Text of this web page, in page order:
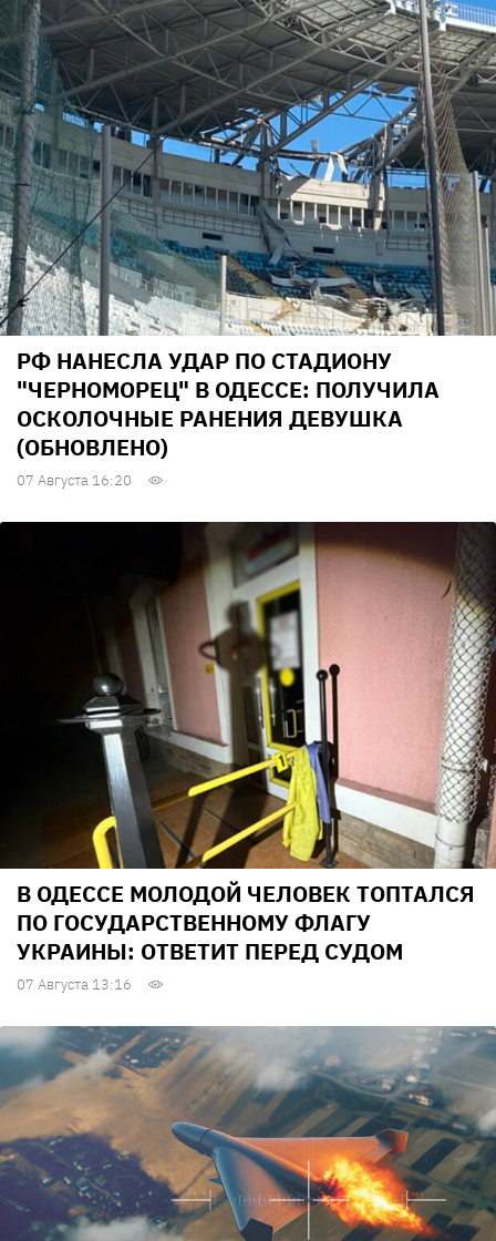
РФ НАНЕСЛА УДАР ПО СТАДИОНУ
"ЧЕРНОМОРЕЦ" В ОДЕССЕ: ПОЛУЧИЛА
ОСКОЛОЧНЫЕ РАНЕНИЯ ДЕВУШКА
(ОБНОВЛЕНО)
07 Августа 16:20
В ОДЕССЕ МОЛОДОЙ ЧЕЛОВЕК ТОПТАЛСЯ
ПО ГОСУДАРСТВЕННОМУ ФЛАГУ
УКРАИНЫ: ОТВЕТИТ ПЕРЕД СУДОМ
07 Августа 13:16